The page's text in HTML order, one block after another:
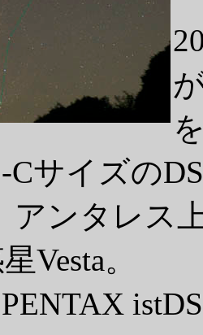
Cサイズの
アンタレス
Vesta。